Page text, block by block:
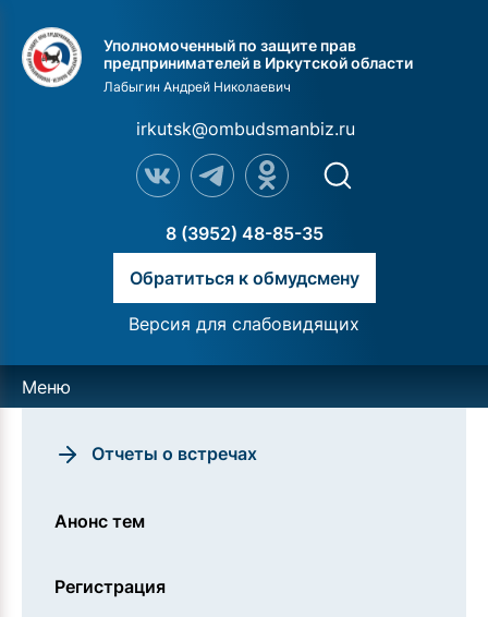
Уполномоченный по защите прав
предпринимателей в Иркутской области
Лабыгин Андрей Николаевич
irkutsk@ombudsmanbiz.ru
8 (3952) 48-85-35
Обратиться к обмудсмену
Версия для слабовидящих
Меню
Отчеты о встречах
Анонс тем
Регистрация